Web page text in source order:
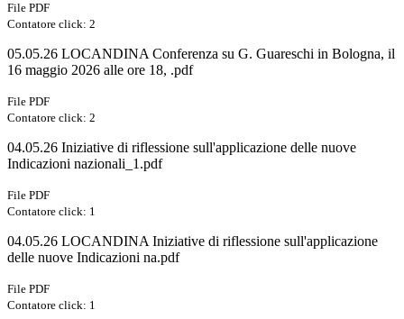
File PDF
Contatore click: 2
05.05.26 LOCANDINA Conferenza su G. Guareschi in Bologna, il
16 maggio 2026 alle ore 18, .pdf
File PDF
Contatore click: 2
04.05.26 Iniziative di riflessione sull'applicazione delle nuove
Indicazioni nazionali_1.pdf
File PDF
Contatore click: 1
04.05.26 LOCANDINA Iniziative di riflessione sull'applicazione
delle nuove Indicazioni na.pdf
File PDF
Contatore click: 1